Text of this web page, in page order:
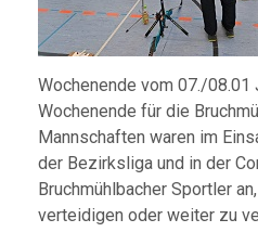
Wochenende vom 07./
Wochenende für die
Mannschaften waren im
der Bezirksliga und in der
Bruchmühlbacher Sportler
verteidigen oder weiter zu